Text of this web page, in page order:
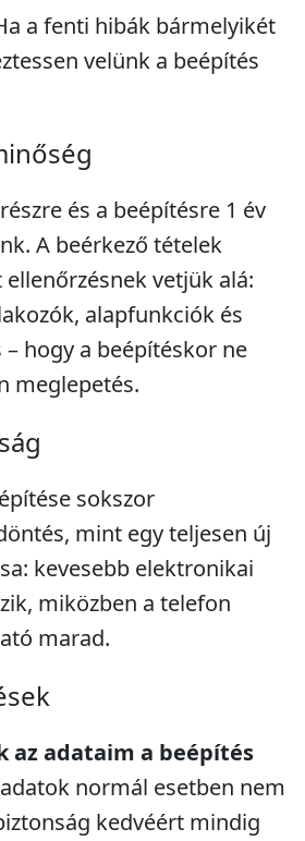
a fenti hibák bármelyikét
velünk a beépítés
és a beépítésre 1 év
A beérkező tételek
vetjük alá:
alapfunkciók és
– hogy a beépítéskor ne
meglepetés.
sokszor
mint egy teljesen új
kevesebb elektronikai
miközben a telefon
marad.
az adataim a beépítés
normál esetben nem
kedvéért mindig